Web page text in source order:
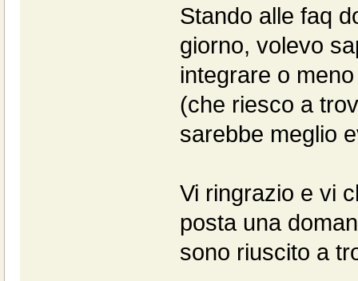
Stando alle faq
giorno, volevo
integrare o
(che riesco a
sarebbe meglio
Vi ringrazio e vi
posta una
sono riuscito a